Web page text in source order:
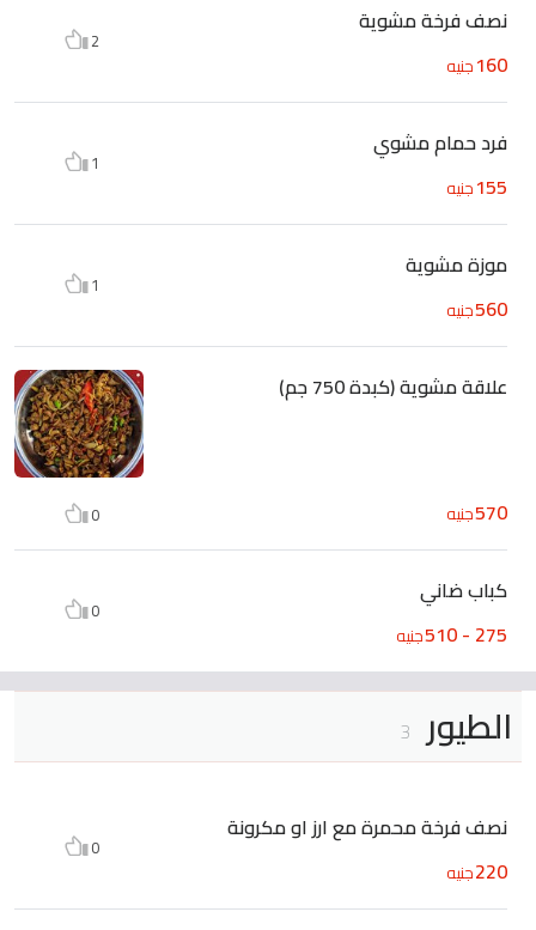
نصف فرخة مشوية
160جنيه
2
فرد حمام مشوي
155جنيه
1
موزة مشوية
560جنيه
1
علاقة مشوية (كبدة 750 جم)
570جنيه 0
كباب ضاني
275 - 510
جنيه
0
الطيور 3
نصف فرخة محمرة مع ارز او مكرونة
220جنيه
0